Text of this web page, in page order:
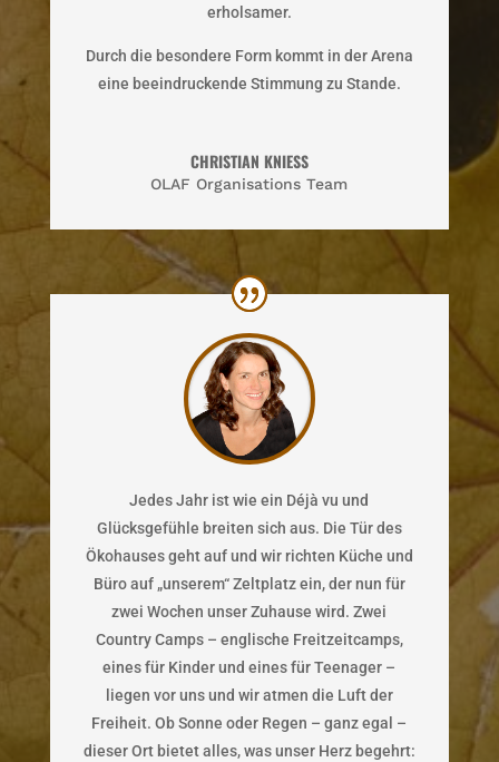
erholsamer.
Durch die besondere Form kommt in der Arena
eine beeindruckende Stimmung zu Stande.
CHRISTIAN KNIESS
OLAF Organisations Team
Jedes Jahr ist wie ein Déjà vu und
Glücksgefühle breiten sich aus. Die Tür des
Ökohauses geht auf und wir richten Küche und
Büro auf „unserem“ Zeltplatz ein, der nun für
zwei Wochen unser Zuhause wird. Zwei
Country Camps – englische Freitzeitcamps,
eines für Kinder und eines für Teenager –
liegen vor uns und wir atmen die Luft der
Freiheit. Ob Sonne oder Regen – ganz egal –
dieser Ort bietet alles, was unser Herz begehrt: